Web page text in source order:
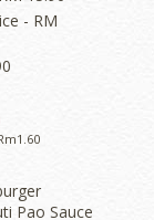
- RM
Pao Sauce